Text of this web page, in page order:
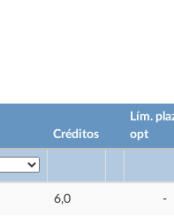
Créditos
Lím.
opt
6,0 -